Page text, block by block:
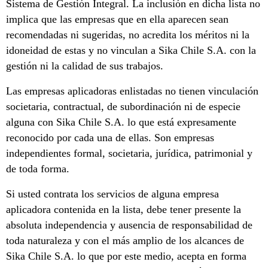
Sistema de Gestión Integral. La inclusión en dicha lista no
implica que las empresas que en ella aparecen sean
recomendadas ni sugeridas, no acredita los méritos ni la
idoneidad de estas y no vinculan a Sika Chile S.A. con la
gestión ni la calidad de sus trabajos.
Las empresas aplicadoras enlistadas no tienen vinculación
societaria, contractual, de subordinación ni de especie
alguna con Sika Chile S.A. lo que está expresamente
reconocido por cada una de ellas. Son empresas
independientes formal, societaria, jurídica, patrimonial y
de toda forma.
Si usted contrata los servicios de alguna empresa
aplicadora contenida en la lista, debe tener presente la
absoluta independencia y ausencia de responsabilidad de
toda naturaleza y con el más amplio de los alcances de
Sika Chile S.A. lo que por este medio, acepta en forma